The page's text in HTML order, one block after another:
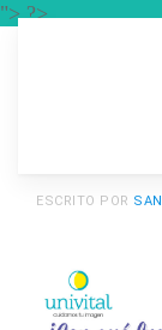
"> ?>
ESCRITO POR